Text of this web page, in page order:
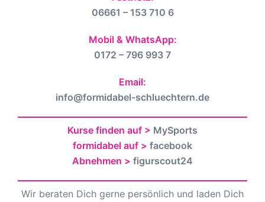
06661 – 153 710 6
Mobil & WhatsApp:
0172 – 796 993 7
Email:
info@formidabel-schluechtern.de
Kurse finden auf > MySports
formidabel auf > facebook
Abnehmen > figurscout24
Wir beraten Dich gerne persönlich und laden Dich